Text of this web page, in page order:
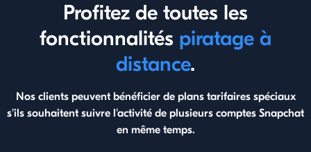
Profitez de toutes les
fonctionnalités piratage à
distance.
Nos clients peuvent bénéficier de plans tarifaires spéciaux
s'ils souhaitent suivre l'activité de plusieurs comptes Snapchat
en même temps.